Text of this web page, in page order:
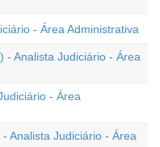
- Área Administrativa
- Analista Judiciário - Área
- Área
Analista Judiciário - Área